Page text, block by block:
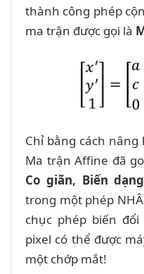
thành công phép
ma trận được gọi là
Chỉ bằng cách
Ma trận Affine đã
Co giãn, Biến
trong một phép
chục phép biến
pixel có thể được
một chớp mắt!